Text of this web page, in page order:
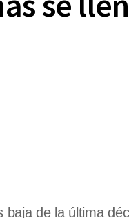
de la última